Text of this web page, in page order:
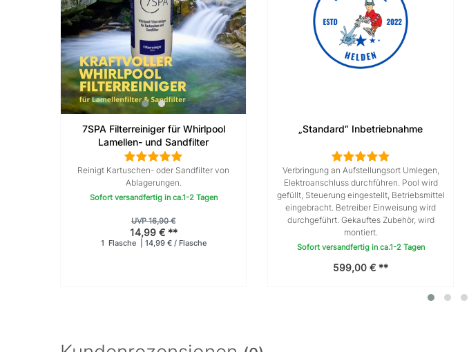
7SPA Filterreiniger für Whirlpool
Lamellen- und Sandfilter
Reinigt Kartuschen- oder Sandfilter von
Ablagerungen.
Sofort versandfertig in ca.1-2 Tagen
UVP 16,90 €
14,99 € **
1 Flasche | 14,99 € / Flasche
„Standard“ Inbetriebnahme
Verbringung an Aufstellungsort Umlegen,
Elektroanschluss durchführen. Pool wird
gefüllt, Steuerung eingestellt, Betriebsmittel
eingebracht. Betreiber Einweisung wird
durchgeführt. Gekauftes Zubehör, wird
montiert.
Sofort versandfertig in ca.1-2 Tagen
599,00 € **